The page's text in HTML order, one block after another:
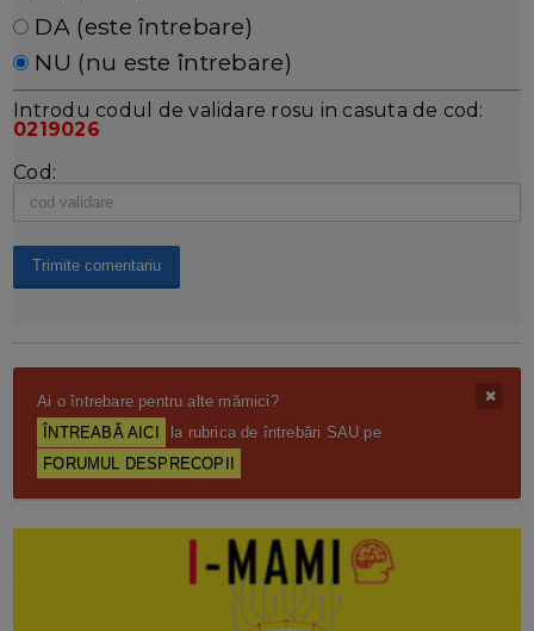
DA (este întrebare)
NU (nu este întrebare)
Introdu codul de validare rosu in casuta de cod:
0219026
Cod:
Ai o întrebare pentru alte mămici?
ÎNTREABĂ AICI
la rubrica de întrebări SAU pe
FORUMUL DESPRECOPII